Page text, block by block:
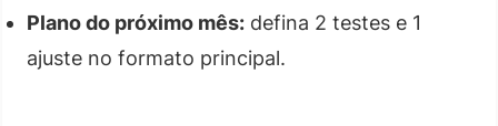
Plano do próximo mês: defina 2 testes e 1
ajuste no formato principal.